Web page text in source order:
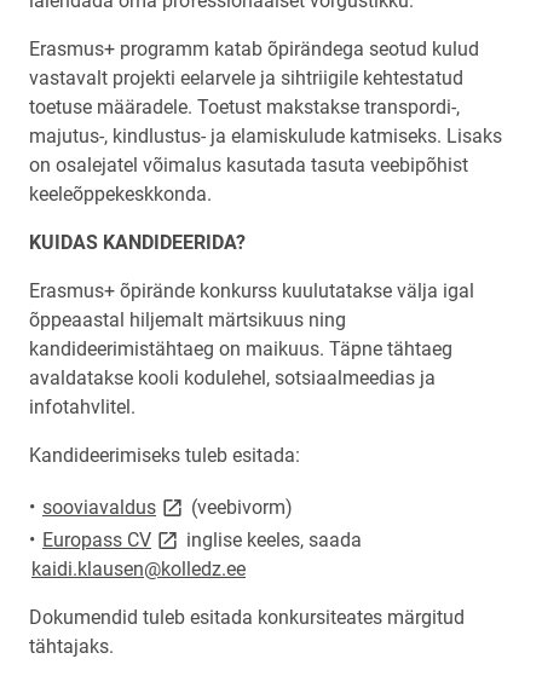
Erasmus+ programm katab õpirändega seotud kulud
vastavalt projekti eelarvele ja sihtriigile kehtestatud
toetuse määradele. Toetust makstakse transpordi-,
majutus-, kindlustus- ja elamiskulude katmiseks. Lisaks
on osalejatel võimalus kasutada tasuta veebipõhist
keeleõppekeskkonda.
KUIDAS KANDIDEERIDA?
Erasmus+ õpirände konkurss kuulutatakse välja igal
õppeaastal hiljemalt märtsikuus ning
kandideerimistähtaeg on maikuus. Täpne tähtaeg
avaldatakse kooli kodulehel, sotsiaalmeedias ja
infotahvlitel.
Kandideerimiseks tuleb esitada:
• sooviavalduslink opens on new page
(veebivorm)
• Europass CVlink opens on new page
inglise keeles, saada
kaidi.klausen@kolledz.ee
Dokumendid tuleb esitada konkursiteates märgitud
tähtajaks.